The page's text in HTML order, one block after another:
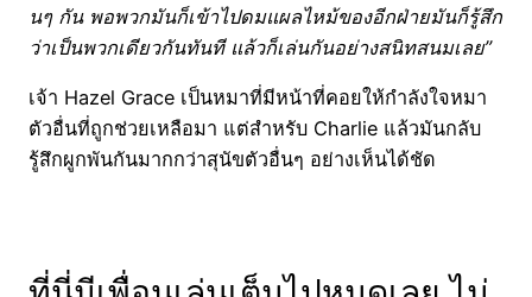
นๆ กัน พอพวกมันก็เข้าไปดมแผลไหม้ของอีกฝ่ายมันก็รู้สึก
ว่าเป็นพวกเดียวกันทันที แล้วก็เล่นกันอย่างสนิทสนมเลย”
เจ้า Hazel Grace เป็นหมาที่มีหน้าที่คอยให้กำลังใจหมา
ตัวอื่นที่ถูกช่วยเหลือมา แต่สำหรับ Charlie แล้วมันกลับ
รู้สึกผูกพันกันมากกว่าสุนัขตัวอื่นๆ อย่างเห็นได้ชัด